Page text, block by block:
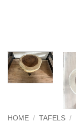
HOME / TAFELS /